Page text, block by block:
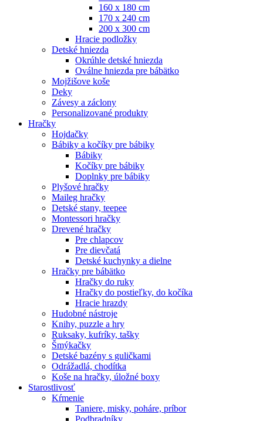
160 x 180 cm
170 x 240 cm
200 x 300 cm
Hracie podložky
Detské hniezda
Okrúhle detské hniezda
Oválne hniezda pre bábätko
Mojžišove koše
Deky
Závesy a záclony
Personalizované produkty
Hračky
Hojdačky
Bábiky a kočíky pre bábiky
Bábiky
Kočíky pre bábiky
Doplnky pre bábiky
Plyšové hračky
Maileg hračky
Detské stany, teepee
Montessori hračky
Drevené hračky
Pre chlapcov
Pre dievčatá
Detské kuchynky a dielne
Hračky pre bábätko
Hračky do ruky
Hračky do postieľky, do kočíka
Hracie hrazdy
Hudobné nástroje
Knihy, puzzle a hry
Ruksaky, kufríky, tašky
Šmýkačky
Detské bazény s guličkami
Odrážadlá, chodítka
Koše na hračky, úložné boxy
Starostlivosť
Kŕmenie
Taniere, misky, poháre, príbor
Podbradníky